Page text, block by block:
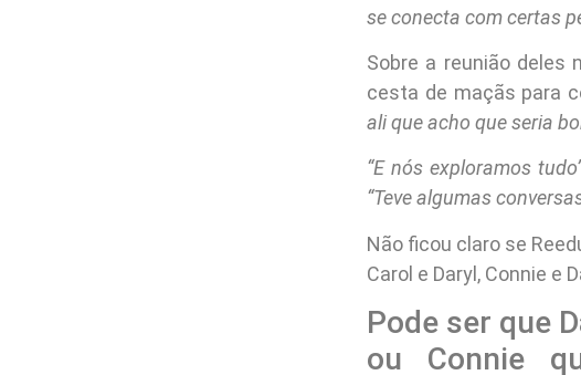
se conecta com certas
Sobre a reunião deles
cesta de maçãs para
ali que acho que seria
“E nós exploramos
“Teve algumas
Não ficou claro se
Carol e Daryl, Connie e
Pode ser que
ou Connie